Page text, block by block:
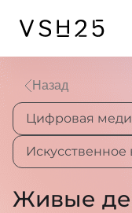
Назад
Цифровая
Искусственное
Живые